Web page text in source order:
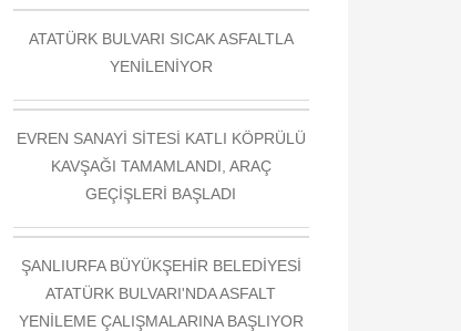
ATATÜRK BULVARI SICAK ASFALTLA
YENİLENİYOR
EVREN SANAYİ SİTESİ KATLI KÖPRÜLÜ
KAVŞAĞI TAMAMLANDI, ARAÇ
GEÇİŞLERİ BAŞLADI
ŞANLIURFA BÜYÜKŞEHİR BELEDİYESİ
ATATÜRK BULVARI'NDA ASFALT
YENİLEME ÇALIŞMALARINA BAŞLIYOR